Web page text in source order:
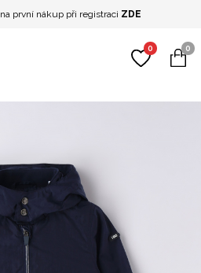
na první nákup při registraci ZDE
0
0